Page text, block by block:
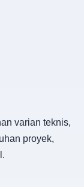
varian teknis,
proyek,